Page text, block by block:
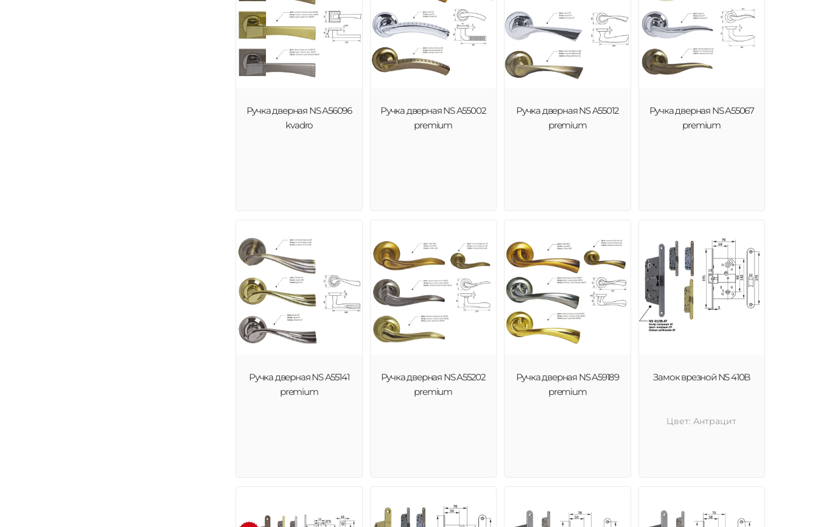
Ручка дверная NS A56096
kvadro
Ручка дверная NS A55002
premium
Ручка дверная NS A55012
premium
Ручка дверная NS A55067
premium
Ручка дверная NS A55141
premium
Ручка дверная NS A55202
premium
Ручка дверная NS A59189
premium
Замок врезной NS 410B
Цвет: Антрацит